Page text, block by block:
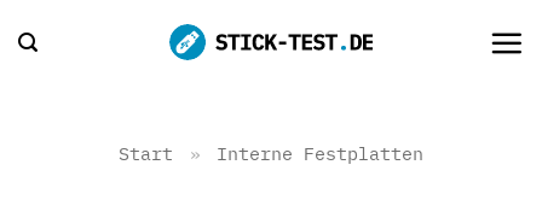
Inhalt
Start » Interne Festplatten